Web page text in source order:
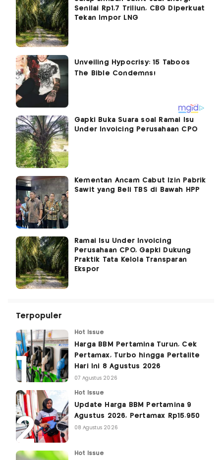
Senilai Rp1,7 Triliun, CBG Diperkuat
Tekan Impor LNG
Gapki Buka Suara soal Ramai Isu
Under Invoicing Perusahaan CPO
Kementan Ancam Cabut Izin Pabrik
Sawit yang Beli TBS di Bawah HPP
Ramai Isu Under Invoicing
Perusahaan CPO, Gapki Dukung
Praktik Tata Kelola Transparan
Ekspor
Terpopuler
Hot Issue
Harga BBM Pertamina Turun, Cek
Pertamax, Turbo hingga Pertalite
Hari Ini 8 Agustus 2026
07 Agustus 2026
Hot Issue
Update Harga BBM Pertamina 9
Agustus 2026, Pertamax Rp15.950
08 Agustus 2026
Hot Issue